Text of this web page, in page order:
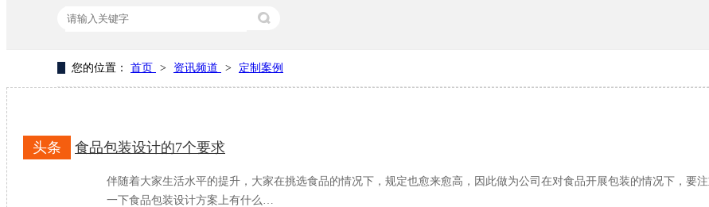
热门关键词： 纸盒包装厂家 纸盒包装设计
您的位置： 首页 > 资讯频道 > 定制案例
食品包装设计的7个要求
头条
伴随着大家生活水平的提升，大家在挑选食品的情况下，规定也愈来愈高，因此做为公司在对食品开展包装的情况下，要
一下食品包装设计方案上有什么…